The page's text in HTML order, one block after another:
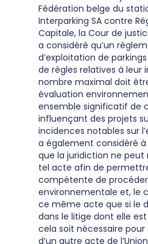
Fédération belge du
Interparking SA contre
Capitale, la Cour de
a considéré qu’un
d’exploitation de
de règles relatives à leur
nombre maximal doit
évaluation
ensemble significatif de
influençant des projets
incidences notables sur
a également considéré
que la juridiction ne peut
tel acte afin de
compétente de
environnementale et, le
ce même acte que si le
dans le litige dont elle
cela soit nécessaire
d’un autre acte de